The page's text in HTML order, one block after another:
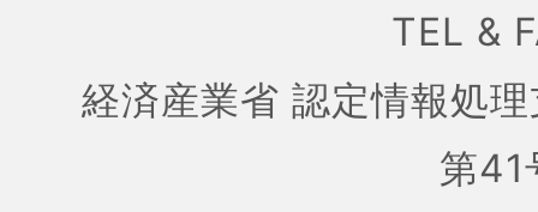
TEL &
経済産業省 認定情報処
第